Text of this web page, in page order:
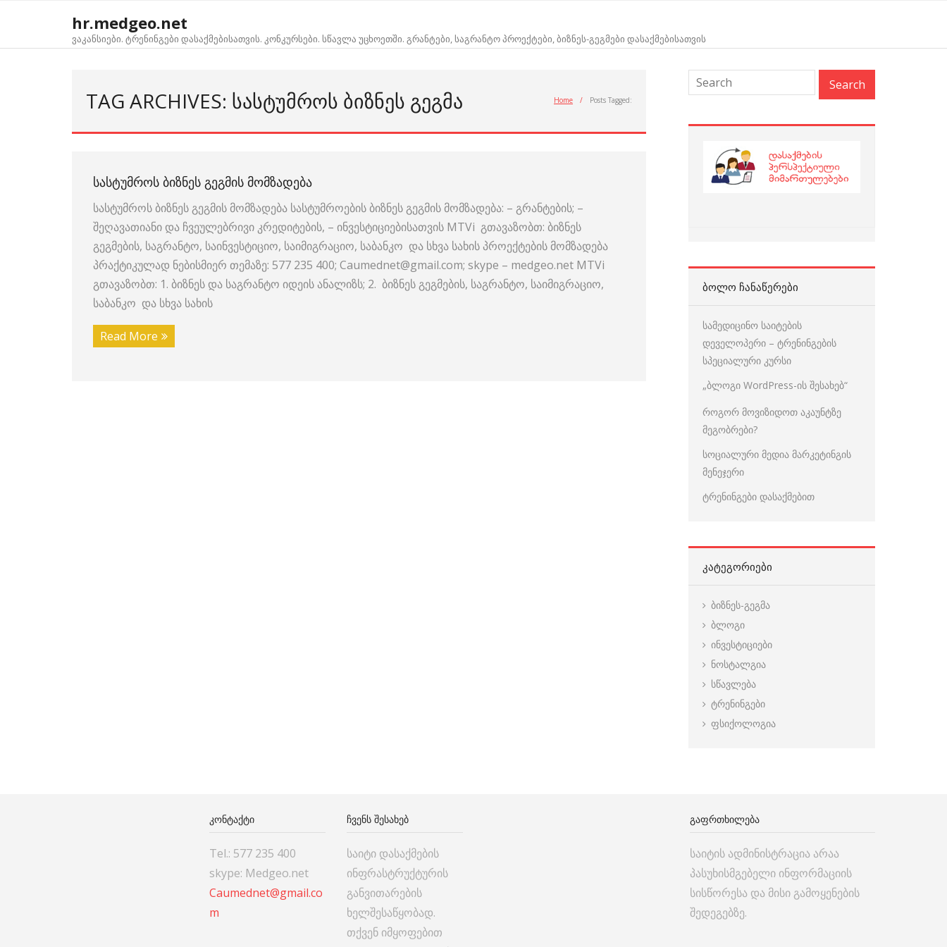
content
hr.medgeo.net
ვაკანსიები. ტრენინგები დასაქმებისათვის. კონკურსები. სწავლა უცხოეთში. გრანტები, საგრანტო პროექტები, ბიზნეს-გეგმები დასაქმებისათვის
TAG ARCHIVES: ᲡᲐᲡᲢᲣᲛᲠᲝᲡ ᲑᲘᲖᲜᲔᲡ ᲒᲔᲒᲛᲐ Home / Posts Tagged:
ᲡᲐᲡᲢᲣᲛᲠᲝᲡ ᲑᲘᲖᲜᲔᲡ ᲒᲔᲒᲛᲘᲡ ᲛᲝᲛᲖᲐᲓᲔᲑᲐ
სასტუმროს ბიზნეს გეგმის მომზადება სასტუმროების ბიზნეს გეგმის მომზადება: – გრანტების; –
შეღავათიანი და ჩვეულებრივი კრედიტების, – ინვესტიციებისათვის MTVi გთავაზობთ: ბიზნეს
გეგმების, საგრანტო, საინვესტიციო, საიმიგრაციო, საბანკო და სხვა სახის პროექტების მომზადება
პრაქტიკულად ნებისმიერ თემაზე: 577 235 400; Caumednet@gmail.com; skype – medgeo.net MTVi
გთავაზობთ: 1. ბიზნეს და საგრანტო იდეის ანალიზს; 2. ბიზნეს გეგმების, საგრანტო, საიმიგრაციო,
საბანკო და სხვა სახის
Read More
ᲑᲝᲚᲝ ᲩᲐᲜᲐᲬᲔᲠᲔᲑᲘ
სამედიცინო საიტების
დეველოპერი – ტრენინგების
სპეციალური კურსი
„ბლოგი WordPress-ის შესახებ“
როგორ მოვიზიდოთ აკაუნტზე
მეგობრები?
სოციალური მედია მარკეტინგის
მენეჯერი
ტრენინგები დასაქმებით
ᲙᲐᲢᲔᲒᲝᲠᲘᲔᲑᲘ
ბიზნეს-გეგმა
ბლოგი
ინვესტიციები
ნოსტალგია
სწავლება
ტრენინგები
ფსიქოლოგია
ᲙᲝᲜᲢᲐᲥᲢᲘ
Tel.: 577 235 400
skype: Medgeo.net
Caumednet@gmail.co
m
ᲩᲕᲔᲜᲡ ᲨᲔᲡᲐᲮᲔᲑ
საიტი დასაქმების
ინფრასტრუქტურის
განვითარების
ხელშესაწყობად.
თქვენ იმყოფებით
ᲒᲐᲤᲠᲗᲮᲘᲚᲔᲑᲐ
საიტის ადმინისტრაცია არაა
პასუხისმგებელი ინფორმაციის
სისწორესა და მისი გამოყენების
შედეგებზე.